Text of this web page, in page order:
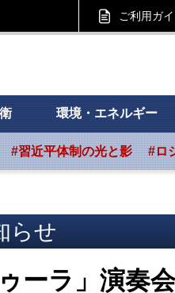
ご利用ガ
ーサイト
環境・エネルギー
#習近平体制の光と影 #ロ
らせ
ーラ」演奏会